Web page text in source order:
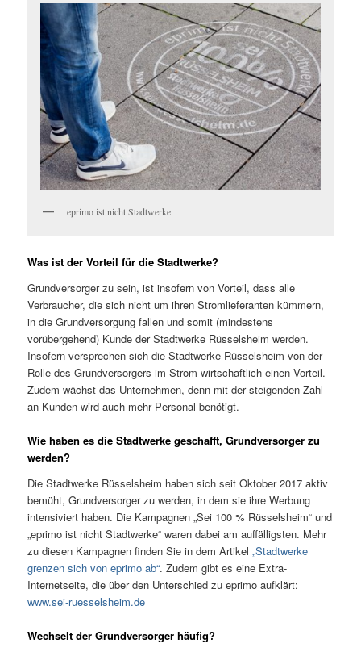
eprimo ist nicht Stadtwerke
Was ist der Vorteil für die Stadtwerke?
Grundversorger zu sein, ist insofern von Vorteil, dass alle
Verbraucher, die sich nicht um ihren Stromlieferanten kümmern,
in die Grundversorgung fallen und somit (mindestens
vorübergehend) Kunde der Stadtwerke Rüsselsheim werden.
Insofern versprechen sich die Stadtwerke Rüsselsheim von der
Rolle des Grundversorgers im Strom wirtschaftlich einen Vorteil.
Zudem wächst das Unternehmen, denn mit der steigenden Zahl
an Kunden wird auch mehr Personal benötigt.
Wie haben es die Stadtwerke geschafft, Grundversorger zu
werden?
Die Stadtwerke Rüsselsheim haben sich seit Oktober 2017 aktiv
bemüht, Grundversorger zu werden, in dem sie ihre Werbung
intensiviert haben. Die Kampagnen „Sei 100 % Rüsselsheim“ und
„eprimo ist nicht Stadtwerke“ waren dabei am auffälligsten. Mehr
zu diesen Kampagnen finden Sie in dem Artikel„Stadtwerke
grenzen sich von eprimo ab“. Zudem gibt es eine Extra-
Internetseite, die über den Unterschied zu eprimo aufklärt:
www.sei-ruesselsheim.de
Wechselt der Grundversorger häufig?